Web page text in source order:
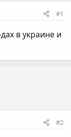
#1
в украине и
#2